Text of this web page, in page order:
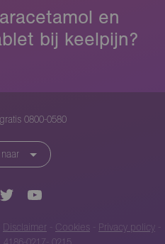
en
bij keelpijn?
0800-0580
Disclaimer Cookies Privacy policy